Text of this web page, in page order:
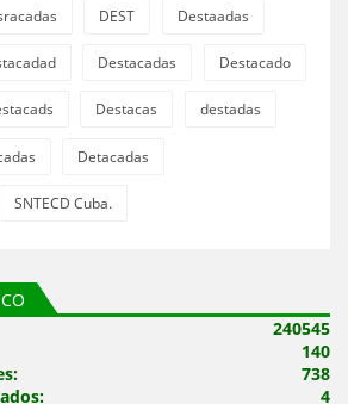
DEST Destaadas
Destacadas Destacado
Destacas destadas
Detacadas
SNTECD Cuba.
240545
140
738
4